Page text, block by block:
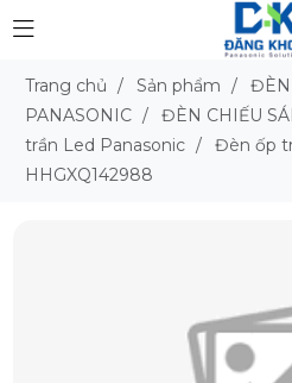
Trang chủ / Sản phẩm /
ĐÈN
PANASONIC / ĐÈN CHIẾU
trần Led Panasonic /
Đèn ốp
HHGXQ142988